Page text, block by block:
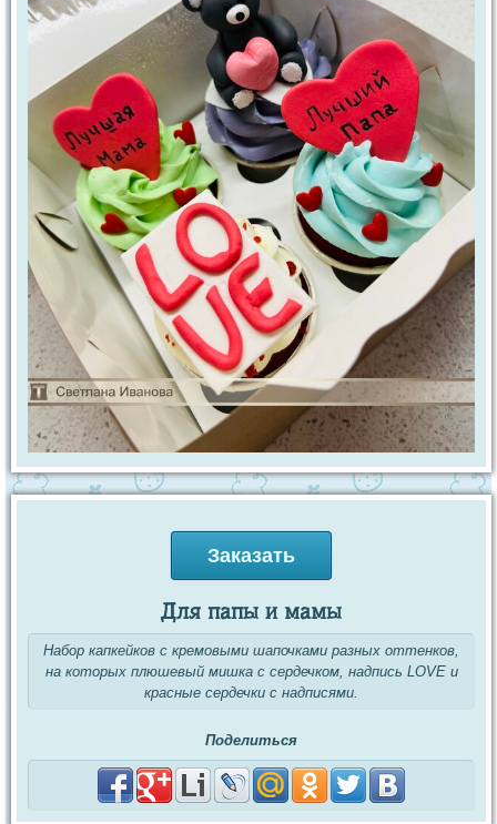
Заказать
Для папы и мамы
Набор капкейков с кремовыми шапочками разных оттенков,
на которых плюшевый мишка с сердечком, надпись LOVE и
красные сердечки с надписями.
Поделиться